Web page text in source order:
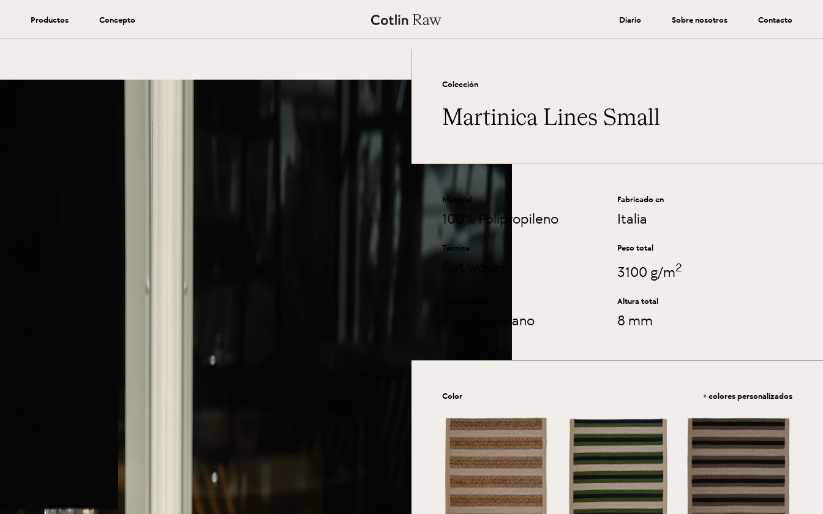
Productos Concepto Diario Sobre nosotros Contacto
Colección
Martinica Lines Small
Material
100% Polipropileno
Fabricado en
Italia
Técnica
Flat woven
Peso total
3100 g/m2
Cosido a mano
Altura total
8 mm
Color + colores personalizados